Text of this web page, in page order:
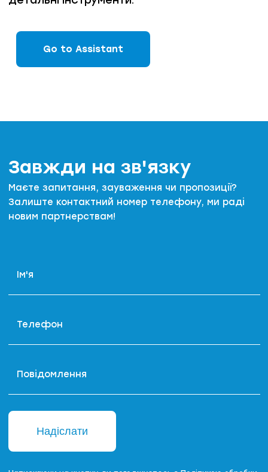
Go to Assistant
Завжди на зв'язку
Маєте запитання, зауваження чи пропозиції?
Залиште контактний номер телефону, ми раді
новим партнерствам!
Ім'я
Телефон
Повідомлення
Надіслати